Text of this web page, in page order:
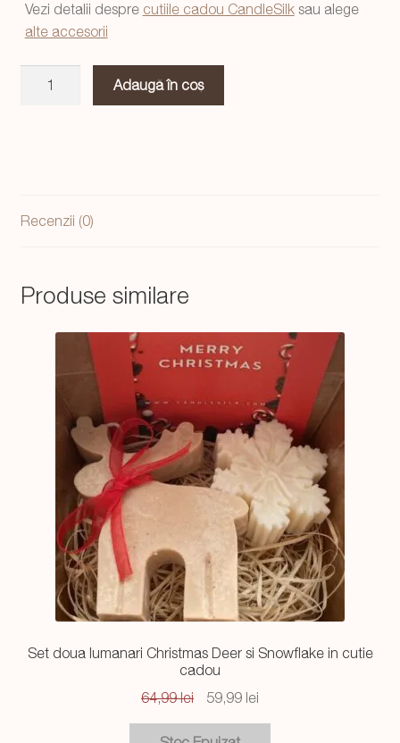
Vezi detalii despre cutiile cadou CandleSilksau alege
alte accesorii
Adaugă în coș
Recenzii (0)
Produse similare
Set doua lumanari Christmas Deer si Snowflake in cutie
cadou
64,99lei
Prețul
59,99 leiPrețul